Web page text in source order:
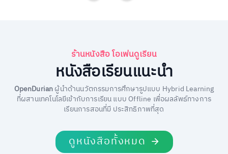
ร้านหนังสือ โอเพ่นดูเรียน
หนังสือเรียนแนะนำ
OpenDurianผู้นำด้านนวัตกรรมการศึกษารูปแบบ Hybrid Learning
ที่ผสานเทคโนโลยีเข้ากับการเรียน แบบ Offline เพื่อผลลัพธ์ทางการ
เรียนการสอนที่มี ประสิทธิภาพที่สุด
ดูหนังสือทั้งหมด